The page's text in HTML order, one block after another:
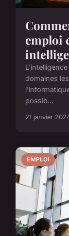
emploi
domaines
possib...
21 janvier
EMPLOI